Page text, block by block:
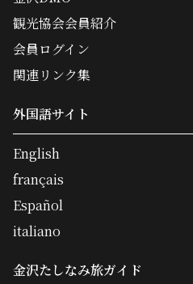
観光協会会員紹介
会員ログイン
関連リンク集
外国語サイト
English
français
Español
italiano
金沢たしなみ旅ガイド